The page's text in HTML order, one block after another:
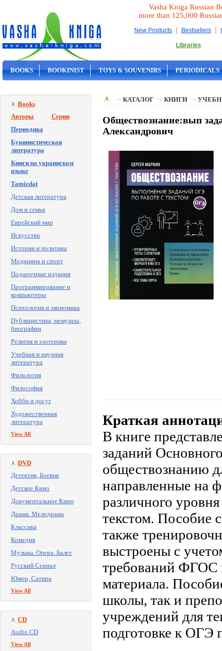
Vasha Kniga Russian
more than 125,000
New Products | Bestsellers |
Libraries
BOOKS BOOKINIST TOYS & SOUVENIRS PERIODICALS
Books
Авторы
Серии
Периодика
Букинистическая
литература
Книги на украинском
языке
Tamizdat
Детская литература
Дом и семья
Еврейский мир
Искусство
История и политика
Медицина и спорт
Подарочные издания
Программирование и
компьютеры
Психология и экономика
Публицистика, мемуары,
биографии
Религия и эзотерика
Учебная и научная
литература
Филология
Философия
Хобби и досуг
Художественная
литература
View All
DVD
Детектив, Боевик
Детское Кино
Документальное Кино
Драма. Мелодрама
Классика
Комедия
Музыка. Опера. Балет
Русский Сериал
Юмор, Сатира
View All
CD
Audio CD
View All
КАТАЛОГ КНИГИ
Обществознание:вып
Александрович
Краткая
В книге
заданий
обществознанию
направленные на
различного
текстом. Пособие
также
выстроены с
требований ФГОС
материала.
школы, так и
учреждений для
подготовке к ОГЭ